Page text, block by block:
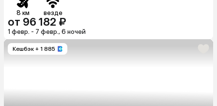
8 км везде
от 96 182 ₽
1 февр. - 7 февр., 6 ночей
Кешбэк + 1 885